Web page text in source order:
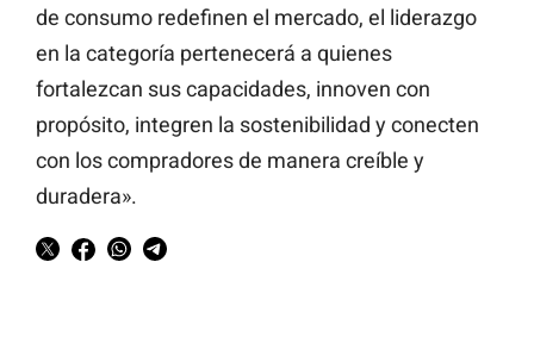
de consumo redefinen el mercado, el liderazgo
en la categoría pertenecerá a quienes
fortalezcan sus capacidades, innoven con
propósito, integren la sostenibilidad y conecten
con los compradores de manera creíble y
duradera».